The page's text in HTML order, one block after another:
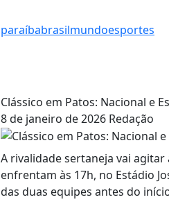
paraíbabrasilmundoesportes
Clássico em Patos: Nacional e
8 de janeiro de 2026 Redação
A rivalidade sertaneja vai
enfrentam às 17h, no Estádio
das duas equipes antes do